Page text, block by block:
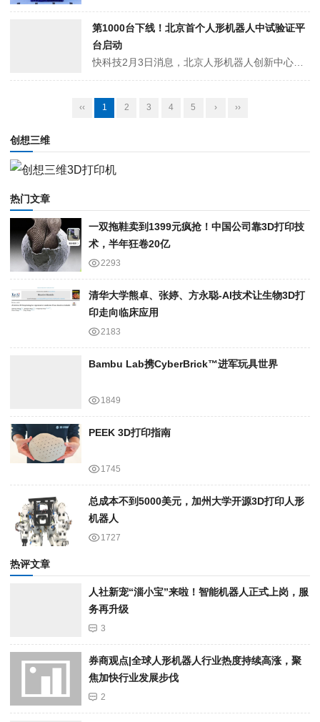
第1000台下线！北京首个人形机器人中试验证平
台启动
‹‹ 1 2 3 4 5 › ››
创想三维
热门文章
一双拖鞋卖到1399元疯抢！中国公司靠3D打印技
术，半年狂卷20亿
2293
清华大学熊卓、张婷、方永聪-AI技术让生物3D打
印走向临床应用
2183
Bambu Lab携Cyber​​Brick™进军玩具世界
1849
PEEK 3D打印指南
1745
总成本不到5000美元，加州大学开源3D打印人形
机器人
1727
热评文章
人社新宠“淄小宝”来啦！智能机器人正式上岗，服
务再升级
3
券商观点|全球人形机器人行业热度持续高涨，聚
焦加快行业发展步伐
2